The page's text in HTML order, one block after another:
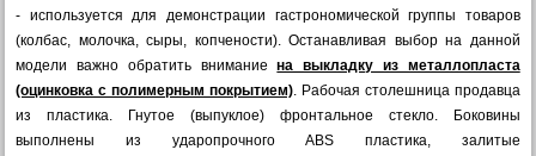
- используется для демонстрации гастрономической группы товаров
(колбас, молочка, сыры, копчености). Останавливая выбор на данной
модели важно обратить вниманиена выкладку из металлопласта
(оцинковка с полимерным покрытием). Рабочая столешница продавца
из пластика. Гнутое (выпуклое) фронтальное стекло. Боковины
выполнены из ударопрочного ABS пластика, залитые